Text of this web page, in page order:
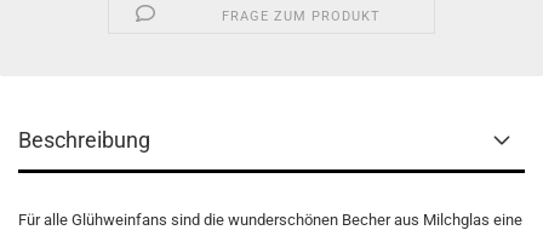
FRAGE ZUM PRODUKT
Beschreibung
Für alle Glühweinfans sind die wunderschönen Becher aus Milchglas eine